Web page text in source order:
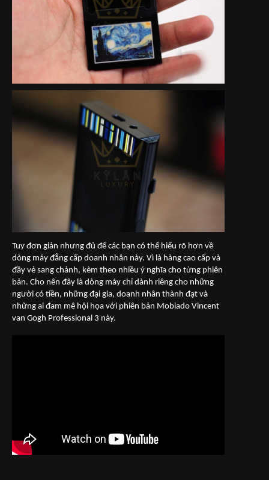
Tuy đơn giản nhưng đủ để các bạn có thể hiểu rõ hơn về
dòng máy đẳng cấp doanh nhân này. Vì là hàng cao cấp và
đầy vẻ sang chảnh, kèm theo nhiều ý nghĩa cho từng phiên
bản. Cho nên đây là dòng máy chỉ dành riêng cho những
người có tiền, những đại gia, doanh nhân thành đạt và
những ai đam mê hội họa với phiên bản Mobiado Vincent
van Gogh Professional 3 này.